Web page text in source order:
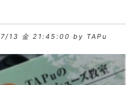
13 金 21:45:00 by TAPu